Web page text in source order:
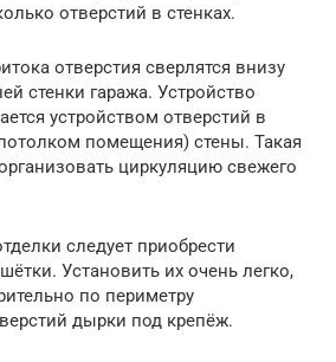
отверстий в стенках.
отверстия сверлятся внизу
стенки гаража. Устройство
устройством отверстий в
помещения) стены. Такая
циркуляцию свежего
следует приобрести
Установить их очень легко,
по периметру
дырки под крепёж.